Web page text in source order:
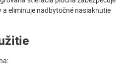
a eliminuje nadbytočné nasiaknutie